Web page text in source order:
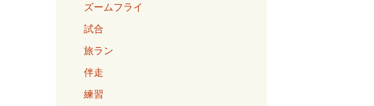
ズームフライ
試合
旅ラン
伴走
練習